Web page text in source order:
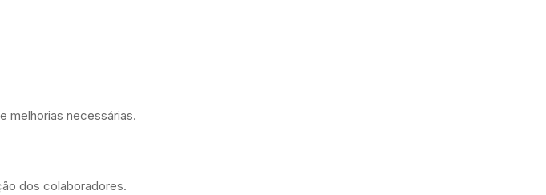
melhorias necessárias.
dos colaboradores.